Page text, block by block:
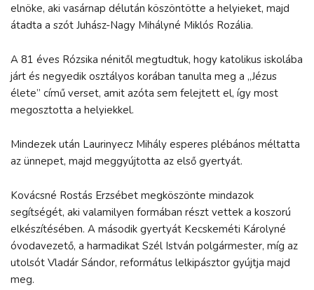
elnöke, aki vasárnap délután köszöntötte a helyieket, majd
átadta a szót Juhász-Nagy Mihályné Miklós Rozália.
A 81 éves Rózsika nénitől megtudtuk, hogy katolikus iskolába
járt és negyedik osztályos korában tanulta meg a „Jézus
élete” című verset, amit azóta sem felejtett el, így most
megosztotta a helyiekkel.
Mindezek után Laurinyecz Mihály esperes plébános méltatta
az ünnepet, majd meggyújtotta az első gyertyát.
Kovácsné Rostás Erzsébet megköszönte mindazok
segítségét, aki valamilyen formában részt vettek a koszorú
elkészítésében. A második gyertyát Kecskeméti Károlyné
óvodavezető, a harmadikat Szél István polgármester, míg az
utolsót Vladár Sándor, református lelkipásztor gyújtja majd
meg.